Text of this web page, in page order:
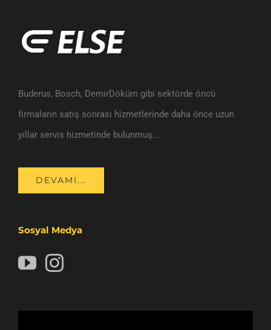
Buderus, Bosch, DemirDöküm gibi sektörde öncü
firmaların satış sonrası hizmetlerinde daha önce uzun
yıllar servis hizmetinde bulunmuş...
DEVAMI...
Sosyal Medya